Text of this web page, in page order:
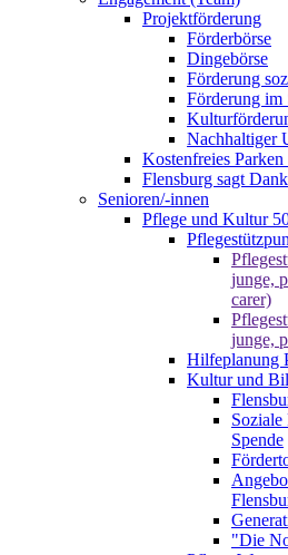
Projektförderung
Förderbörse
Dingebörse
Förderung
Förderung im
Nachhaltiger
Kostenfreies
Flensburg sagt
Senioren/-innen
Pflege und Kultur
junge,
carer)
junge,
Hilfeplanung
Kultur und
Soziale
Spende
"Die